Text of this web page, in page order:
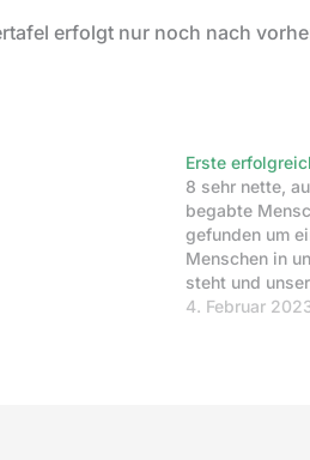
erfolgt nur noch nach
Erste
8 sehr nette,
begabte
gefunden um
Menschen in
steht und
Notar, um den
4. Februar